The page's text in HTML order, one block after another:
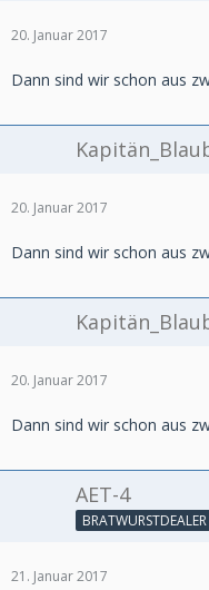
20. Januar 2017
Dann sind wir schon aus
20. Januar 2017
Dann sind wir schon aus
20. Januar 2017
Dann sind wir schon aus
AET-4
BRATWURSTDEALER
21. Januar 2017